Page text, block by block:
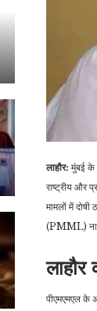
लाहौर: मुंबई के
राष्ट्रीय और
मामलों में
(PMML) नाम
पीएमएमएल के
चीन का
मक्का